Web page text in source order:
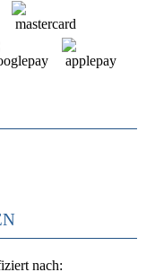
nach: